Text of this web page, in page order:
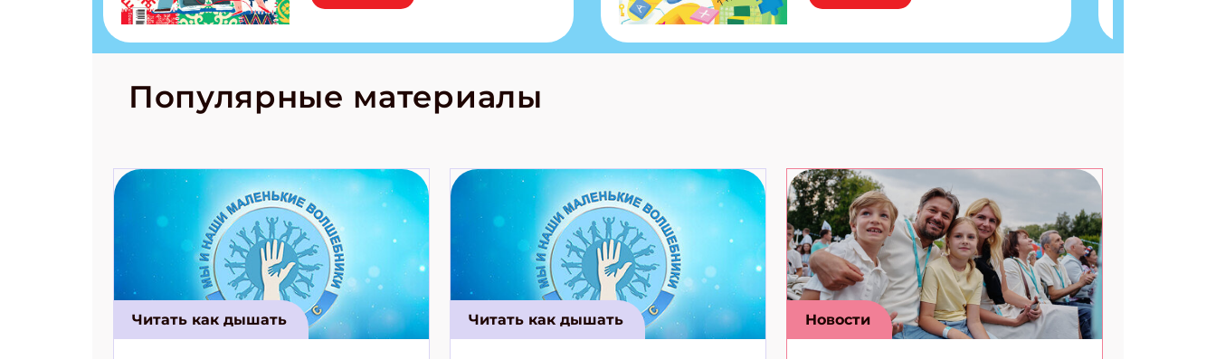
бурятов Настольная игра
странные слова Традиционные
космические приключения!
запутанные поделки
Ищем коды 3 комикса
Популярные материалы
Читать как дышать Читать как дышать Новости